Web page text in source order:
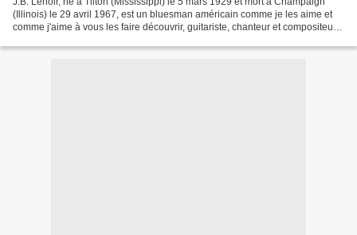
(Illinois) le 29 avril 1967, est un bluesman américain comme je les aime et
comme j'aime à vous les faire découvrir, guitariste, chanteur et compositeur.